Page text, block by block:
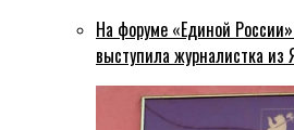
На форуме «Единой России»
выступила журналистка из